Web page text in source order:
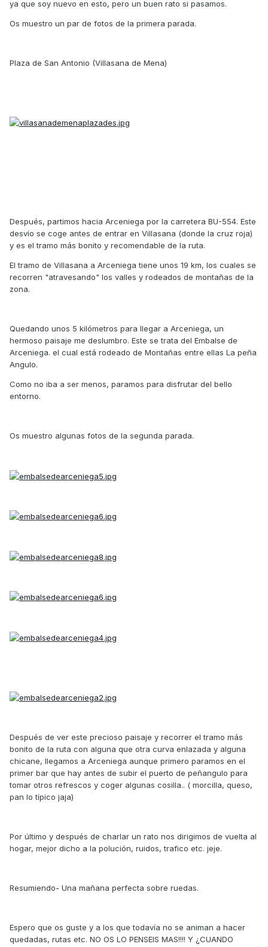
ya que soy nuevo en esto, pero un buen rato si pasamos.
Os muestro un par de fotos de la primera parada.
Plaza de San Antonio (Villasana de Mena)
Después, partimos hacia Arceniega por la carretera BU-554. Este
desvío se coge antes de entrar en Villasana (donde la cruz roja)
y es el tramo más bonito y recomendable de la ruta.
El tramo de Villasana a Arceniega tiene unos 19 km, los cuales se
recorren "atravesando" los valles y rodeados de montañas de la
zona.
Quedando unos 5 kilómetros para llegar a Arceniega, un
hermoso paisaje me deslumbro. Este se trata del Embalse de
Arceniega. el cual está rodeado de Montañas entre ellas La peña
Angulo.
Como no iba a ser menos, paramos para disfrutar del bello
entorno.
Os muestro algunas fotos de la segunda parada.
Después de ver este precioso paisaje y recorrer el tramo más
bonito de la ruta con alguna que otra curva enlazada y alguna
chicane, llegamos a Arceniega aunque primero paramos en el
primer bar que hay antes de subir el puerto de peñangulo para
tomar otros refrescos y coger algunas cosilla.. ( morcilla, queso,
pan lo típico jaja)
Por último y después de charlar un rato nos dirigimos de vuelta al
hogar, mejor dicho a la polución, ruidos, trafico etc. jeje.
Resumiendo- Una mañana perfecta sobre ruedas.
Espero que os guste y a los que todavía no se animan a hacer
quedadas, rutas etc. NO OS LO PENSEIS MAS!!!! Y ¿CUANDO